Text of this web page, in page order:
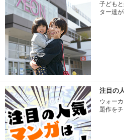
子ども
ター達
注目の
ウォー
題作を